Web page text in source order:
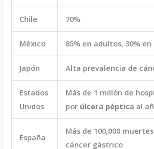
Chile 70%
México 85% en adultos, 30% en
Japón Alta prevalencia de
Estados
Unidos
Más de 1 millón de
por úlcera péptica al
España
Más de 100,000
cáncer gástrico